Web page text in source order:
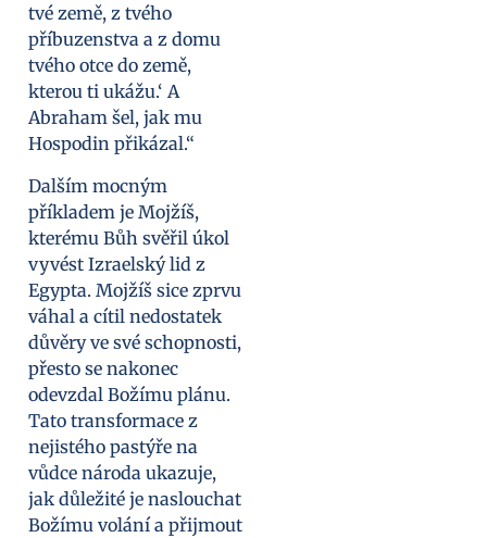
tvé země, z tvého
příbuzenstva a z domu
tvého otce do země,
kterou ti ukážu.‘ A
Abraham šel, jak mu
Hospodin přikázal.“
Dalším mocným
příkladem je Mojžíš,
kterému Bůh svěřil úkol
vyvést Izraelský lid z
Egypta. Mojžíš sice zprvu
váhal a cítil nedostatek
důvěry ve své schopnosti,
přesto se nakonec
odevzdal Božímu plánu.
Tato transformace z
nejistého pastýře na
vůdce národa ukazuje,
jak důležité je naslouchat
Božímu volání a přijmout